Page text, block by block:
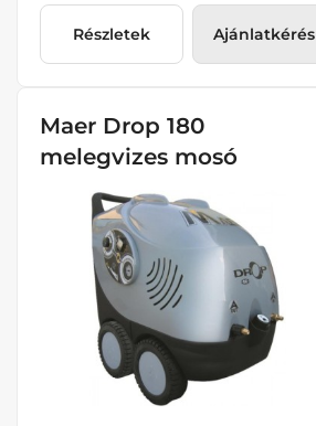
Részletek Ajánlatkérés
Maer Drop 180
melegvizes mosó